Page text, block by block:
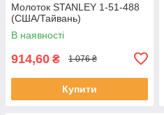
Молоток STANLEY 1-51-488
(США/Тайвань)
В наявності
914,60 ₴ 1 076 ₴
Купити